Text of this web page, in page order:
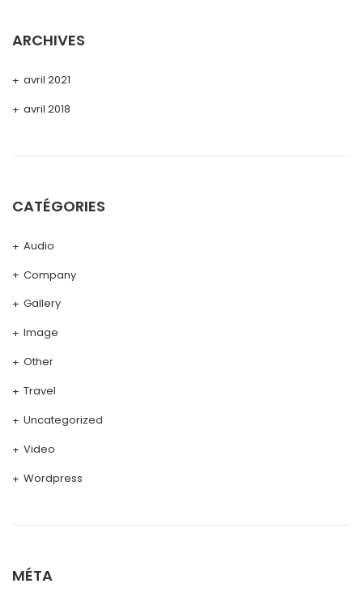
ARCHIVES
avril 2021
avril 2018
CATÉGORIES
Audio
Company
Gallery
Image
Other
Travel
Uncategorized
Video
Wordpress
MÉTA